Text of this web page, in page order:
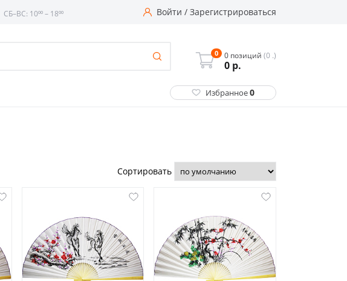
СБ–ВС: 10⁰⁰ – 18⁰⁰ Войти / Зарегистрироваться
0 0 позиций (0 .)
0 р.
Избранное0
Сортировать